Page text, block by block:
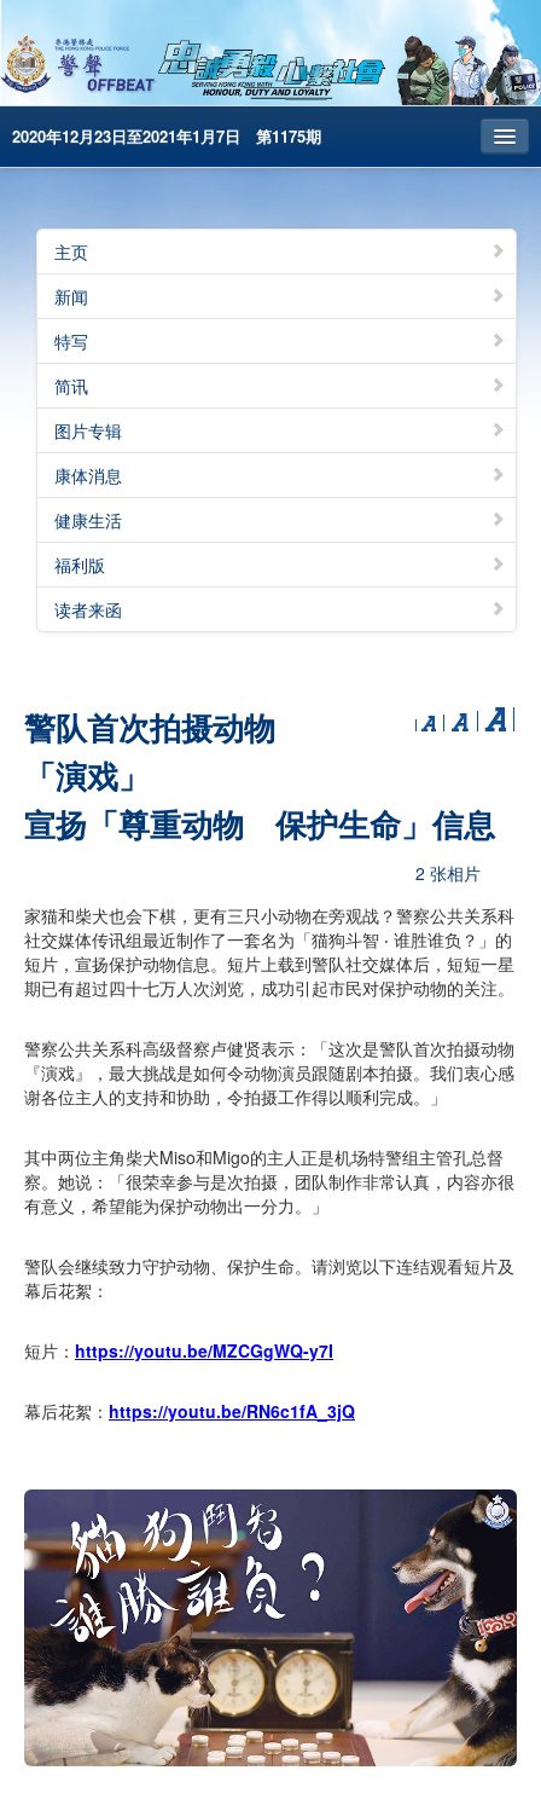
2020年12月23日至2021年1月7日 第1175期
昔日警声
警务处主页
繁體版
English
电子书版
警声特刊
主页
新闻
特写
简讯
图片专辑
康体消息
健康生活
福利版
读者来函
警队首次拍摄动物
「演戏」
宣扬「尊重动物 保护生命」信息
2 张相片
家猫和柴犬也会下棋，更有三只小动物在旁观战？警察公共关系科
社交媒体传讯组最近制作了一套名为「猫狗斗智 ‧ 谁胜谁负？」的
短片，宣扬保护动物信息。短片上载到警队社交媒体后，短短一星
期已有超过四十七万人次浏览，成功引起市民对保护动物的关注。
警察公共关系科高级督察卢健贤表示：「这次是警队首次拍摄动物
『演戏』，最大挑战是如何令动物演员跟随剧本拍摄。我们衷心感
谢各位主人的支持和协助，令拍摄工作得以顺利完成。」
其中两位主角柴犬Miso和Migo的主人正是机场特警组主管孔总督
察。她说：「很荣幸参与是次拍摄，团队制作非常认真，内容亦很
有意义，希望能为保护动物出一分力。」
警队会继续致力守护动物、保护生命。请浏览以下连结观看短片及
幕后花絮：
短片： https://youtu.be/MZCGgWQ-y7I
幕后花絮： https://youtu.be/RN6c1fA_3jQ